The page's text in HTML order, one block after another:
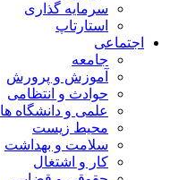
سرمایه گذاری
استارتاپ
اجتماعی
جامعه
آموزش و پرورش
حوادث و انتظامی
علمی و دانشگاه ها
محیط زیست
سلامت و بهداشت
کار و اشتغال